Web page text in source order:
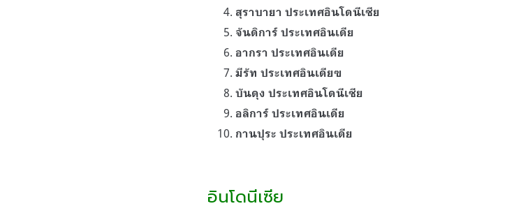
สุราบายา ประเทศอินโดนีเซีย
จันดิการ์ ประเทศอินเดีย
อากรา ประเทศอินเดีย
มีรัท ประเทศอินเดียฃ
บันดุง ประเทศอินโดนีเซีย
อลิการ์ ประเทศอินเดีย
กานปุระ ประเทศอินเดีย
อินโดนีเซีย